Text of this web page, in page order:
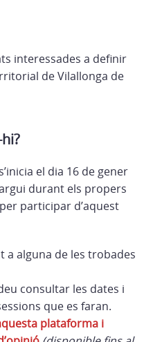
interessades a definir
de Vilallonga de
el dia 16 de gener
durant els propers
participar d’aquest
a alguna de les trobades
consultar les dates i
que es faran.
plataforma i